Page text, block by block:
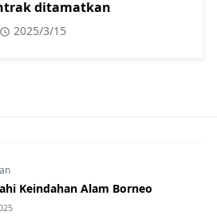
ditamatkan
2025/3/15
Keindahan Alam Borneo